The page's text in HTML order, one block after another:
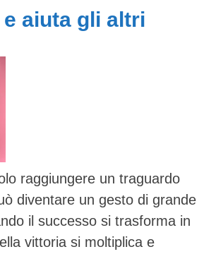
aiuta gli altri
raggiungere un traguardo
diventare un gesto di grande
il successo si trasforma in
vittoria si moltiplica e